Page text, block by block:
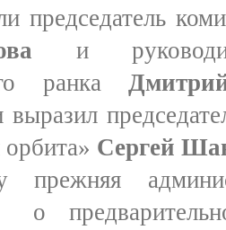
председатель
и
ранка
орбита» Сергей
о